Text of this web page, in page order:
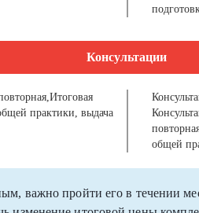
Консультации
практики, выдача
общей
важно пройти его в течении